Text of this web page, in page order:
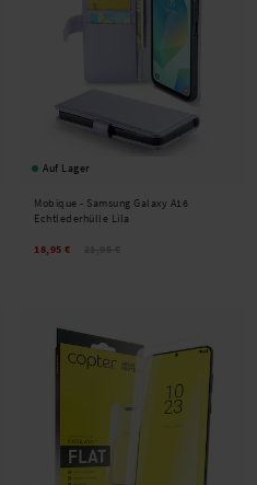
Auf Lager
Mobique - Samsung Galaxy A16
Echtlederhülle Lila
18,95 €